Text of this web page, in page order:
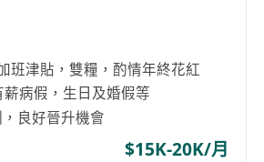
班津貼，雙糧，酌情年終花紅
病假，生日及婚假等
良好晉升機會
$15K-20K/月